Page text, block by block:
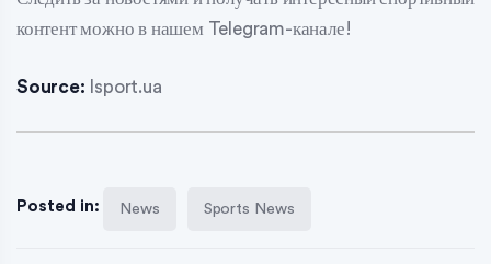
контент можно в нашем Telegram-канале!
Source: Isport.ua
Posted in: News Sports News